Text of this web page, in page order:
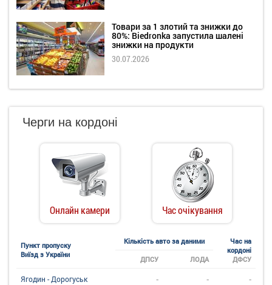
Товари за 1 злотий та знижки до
80%: Biedronka запустила шалені
знижки на продукти
30.07.2026
Черги на кордоні
Онлайн камери Час очікування
Пункт пропуску
Виїзд з України
Кількість авто за даними
Час на
кордоні
ДФСУ
ДПСУ ЛОДА
Ягодин - Дорогуськ - - -